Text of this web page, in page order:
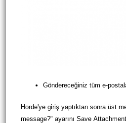
Göndereceğiniz tüm e-
Horde'ye giriş yaptıktan sonra üst
message?" ayarını Save